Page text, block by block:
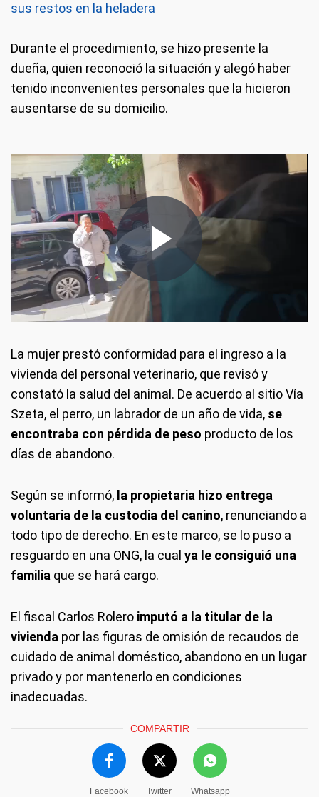
sus restos en la heladera
Durante el procedimiento, se hizo presente la
dueña, quien reconoció la situación y alegó haber
tenido inconvenientes personales que la hicieron
ausentarse de su domicilio.
La mujer prestó conformidad para el ingreso a la
vivienda del personal veterinario, que revisó y
constató la salud del animal. De acuerdo al sitio Vía
Szeta, el perro, un labrador de un año de vida, se
encontraba con pérdida de peso producto de los
días de abandono.
Según se informó, la propietaria hizo entrega
voluntaria de la custodia del canino, renunciando a
todo tipo de derecho. En este marco, se lo puso a
resguardo en una ONG, la cual ya le consiguió una
familia que se hará cargo.
El fiscal Carlos Rolero imputó a la titular de la
vivienda por las figuras de omisión de recaudos de
cuidado de animal doméstico, abandono en un lugar
privado y por mantenerlo en condiciones
inadecuadas.
COMPARTIR
Facebook Twitter Whatsapp